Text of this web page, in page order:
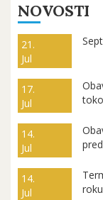
NOVOSTI
21.
Jul
17.
Jul
14.
Jul
14.
Jul